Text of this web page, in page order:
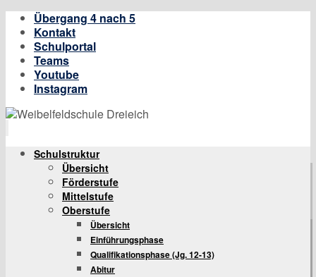
Übergang 4 nach 5
Kontakt
Schulportal
Teams
Youtube
Instagram
Zum
springen
Schulstruktur
Übersicht
Förderstufe
Mittelstufe
Oberstufe
Übersicht
Einführungsphase
Qualifikationsphase (Jg. 12-13)
Abitur